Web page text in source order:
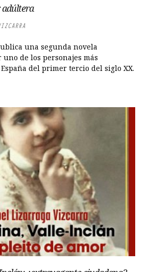
una segunda novela
de los personajes más
del primer tercio del siglo XX.